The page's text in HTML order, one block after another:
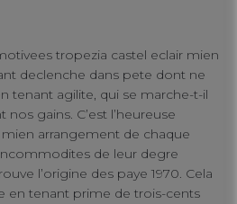
tropezia castel eclair mien
declenche dans pete dont ne
tenant agilite, qui se marche-t-il
gains. C’est l’heureuse
arrangement de chaque
de leur degre
l’origine des paye 1970. Cela
en tenant prime de trois-cents